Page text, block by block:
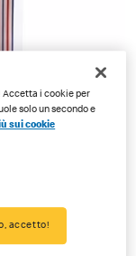
Accetta i cookie per
solo un secondo e
sui cookie
accetto!